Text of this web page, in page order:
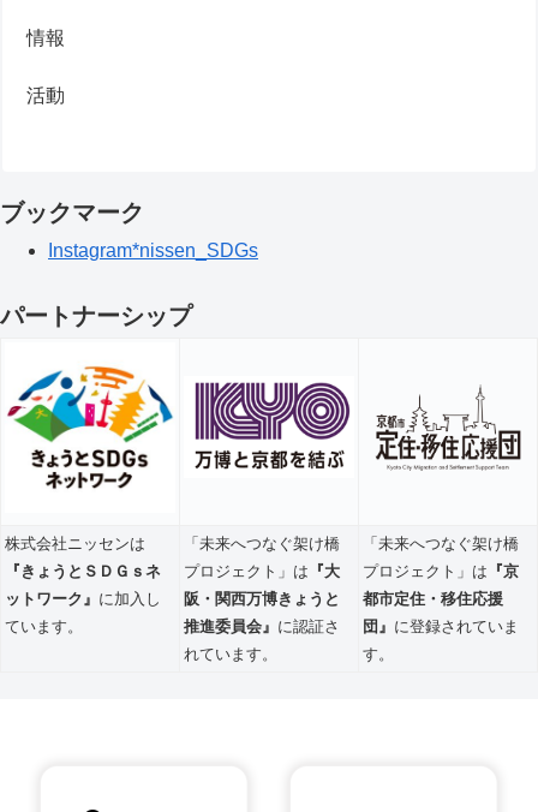
情報
活動
ブックマーク
Instagram*nissen_SDGs
パートナーシップ
株式会社ニッセンは
『きょうとＳＤＧｓネ
ットワーク』 に加入し
ています。
「未来へつなぐ架け橋
プロジェクト」は 『大
阪・関西万博きょうと
推進委員会』 に認証さ
れています。
「未来へつなぐ架け橋
プロジェクト」は 『京
都市定住・移住応援
団』 に登録されていま
す。